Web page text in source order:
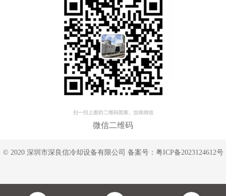
微信二维码
© 2020 深圳市深良信冷却设备有限公司 备案号： 粤ICP备2023124612号